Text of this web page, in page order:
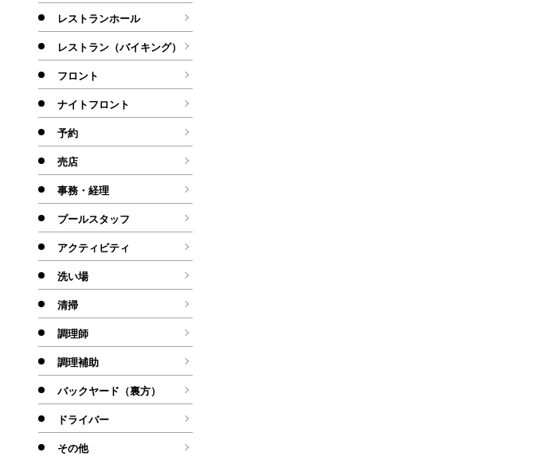
レストランホール
レストラン（バイキング）
フロント
ナイトフロント
予約
売店
事務・経理
プールスタッフ
アクティビティ
洗い場
清掃
調理師
調理補助
バックヤード（裏方）
ドライバー
その他